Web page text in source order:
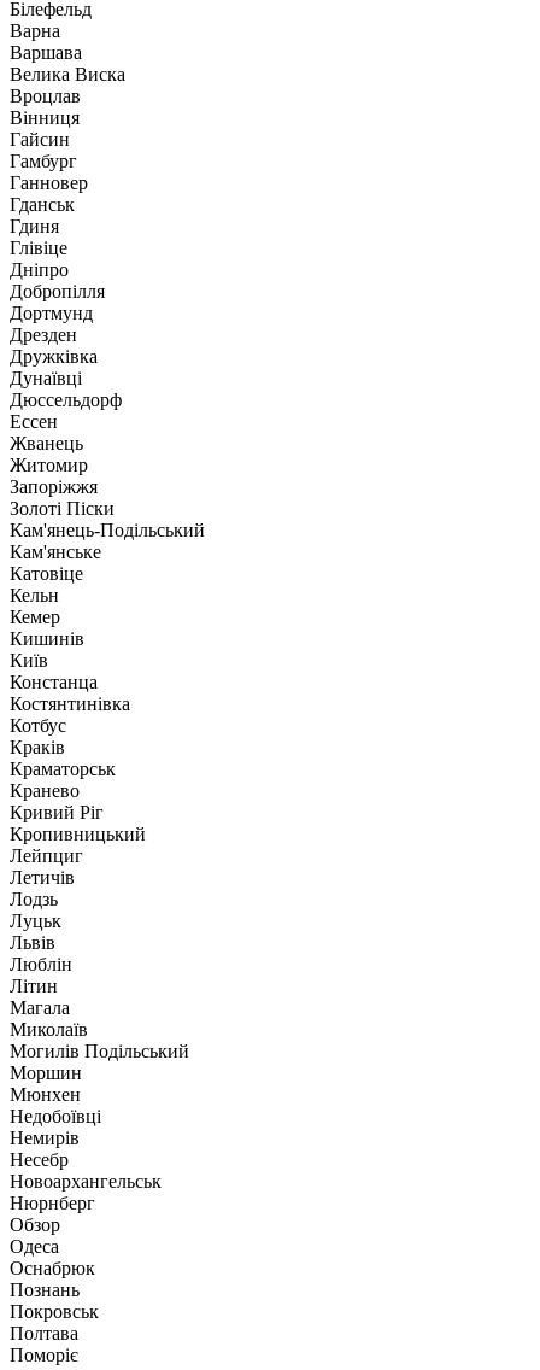
Білефельд
Варна
Варшава
Велика Виска
Вроцлав
Вінниця
Гайсин
Гамбург
Ганновер
Гданськ
Гдиня
Глівіце
Дніпро
Добропілля
Дортмунд
Дрезден
Дружківка
Дунаївці
Дюссельдорф
Ессен
Жванець
Житомир
Запоріжжя
Золоті Піски
Кам'янець-Подільський
Кам'янське
Катовіце
Кельн
Кемер
Кишинів
Київ
Констанца
Костянтинівка
Котбус
Краків
Краматорськ
Кранево
Кривий Ріг
Кропивницький
Лейпциг
Летичів
Лодзь
Луцьк
Львів
Люблін
Літин
Магала
Миколаїв
Могилів Подільський
Моршин
Мюнхен
Недобоївці
Немирів
Несебр
Новоархангельськ
Нюрнберг
Обзор
Одеса
Оснабрюк
Познань
Покровськ
Полтава
Поморіє